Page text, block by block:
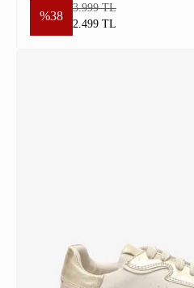
%38
3.999 TL
2.499 TL